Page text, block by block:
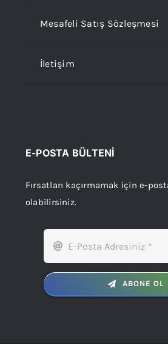
Mesafeli Satış Sözleşmesi
İletişim
E-POSTA BÜLTENİ
Fırsatları kaçırmamak için e-
olabilirsiniz.
ABONE OL